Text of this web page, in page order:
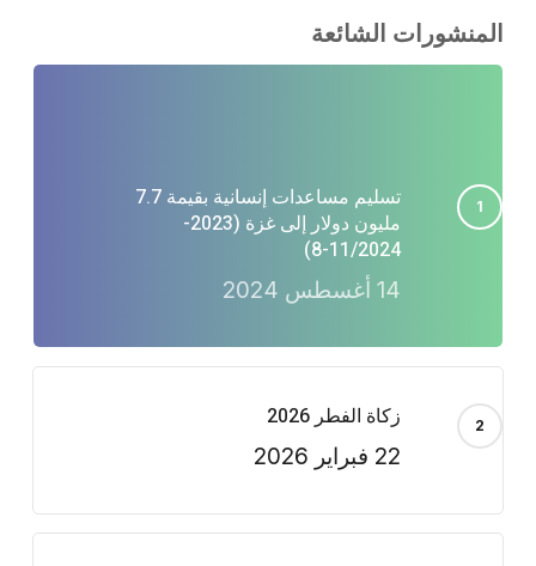
المنشورات الشائعة
تسليم مساعدات إنسانية بقيمة 7.7
مليون دولار إلى غزة (2023-
11/2024-8)
14 أغسطس 2024
زكاة الفطر 2026
22 فبراير 2026